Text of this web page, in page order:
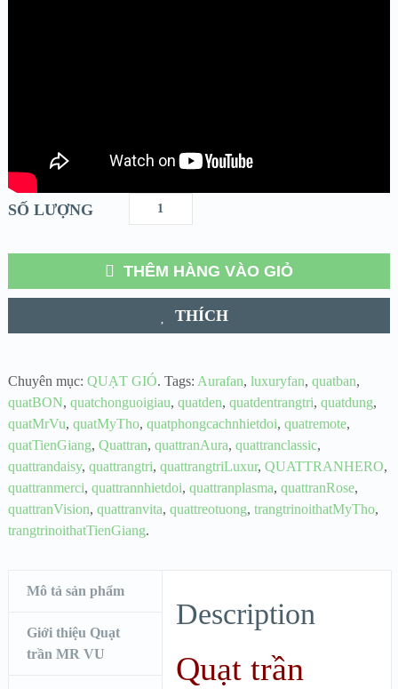
SỐ LƯỢNG
THÊM HÀNG VÀO GIỎ
THÍCH
Chuyên mục: QUẠT GIÓ. Tags: Aurafan, luxuryfan, quatban,
quatBON, quatchonguoigiau, quatden, quatdentrangtri, quatdung,
quatMrVu, quatMyTho, quatphongcachnhietdoi, quatremote,
quatTienGiang, Quattran, quattranAura, quattranclassic,
quattrandaisy, quattrangtri, quattrangtriLuxur, QUATTRANHERO,
quattranmerci, quattrannhietdoi, quattranplasma, quattranRose,
quattranVision, quattranvita, quattreotuong, trangtrinoithatMyTho,
trangtrinoithatTienGiang.
Mô tả sản phẩm
Giới thiệu Quạt
trần MR VU
Description
Quạt trần